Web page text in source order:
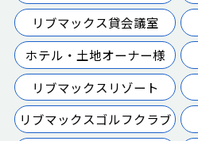
リブマックス貸会議室
ホテル・土地オーナー様
リブマックスリゾート
リブマックスゴルフクラブ